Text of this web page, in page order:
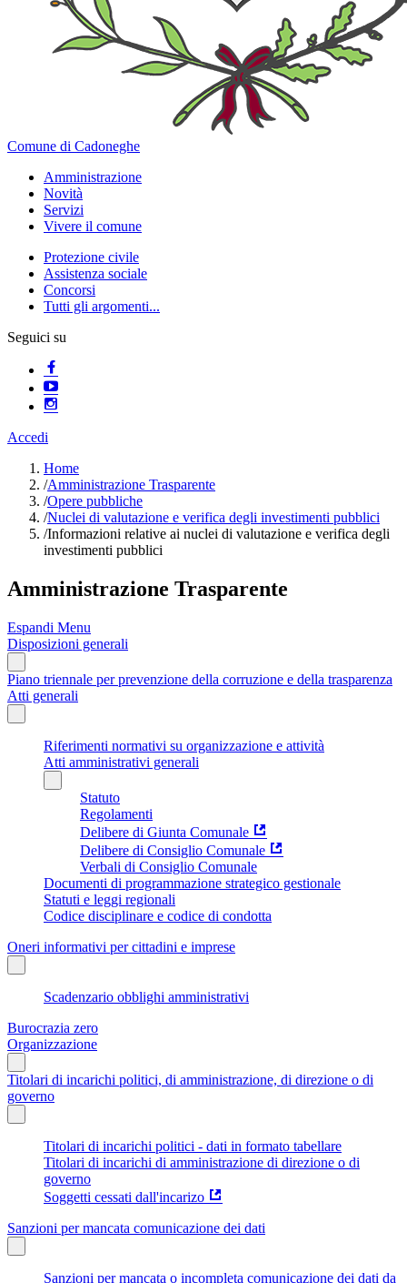
Comune di Cadoneghe
Amministrazione
Novità
Servizi
Vivere il comune
Protezione civile
Assistenza sociale
Concorsi
Tutti gli argomenti...
Seguici su
Accedi
Home
/Amministrazione Trasparente
/Opere pubbliche
/Nuclei di valutazione e verifica degli investimenti pubblici
/Informazioni relative ai nuclei di valutazione e verifica degli
investimenti pubblici
Amministrazione Trasparente
Espandi Menu
Disposizioni generali
Piano triennale per prevenzione della corruzione e della trasparenza
Atti generali
Riferimenti normativi su organizzazione e attività
Atti amministrativi generali
Statuto
Regolamenti
Delibere di Giunta Comunale
Delibere di Consiglio Comunale
Verbali di Consiglio Comunale
Documenti di programmazione strategico gestionale
Statuti e leggi regionali
Codice disciplinare e codice di condotta
Oneri informativi per cittadini e imprese
Scadenzario obblighi amministrativi
Burocrazia zero
Organizzazione
Titolari di incarichi politici, di amministrazione, di direzione o di
governo
Titolari di incarichi politici - dati in formato tabellare
Titolari di incarichi di amministrazione di direzione o di
governo
Soggetti cessati dall'incarizo
Sanzioni per mancata comunicazione dei dati
Sanzioni per mancata o incompleta comunicazione dei dati da